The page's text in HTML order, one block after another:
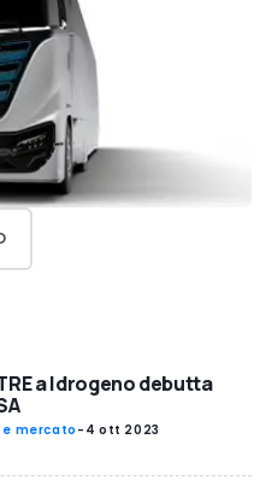
a Idrogeno debutta
mercato - 4 ott 2023